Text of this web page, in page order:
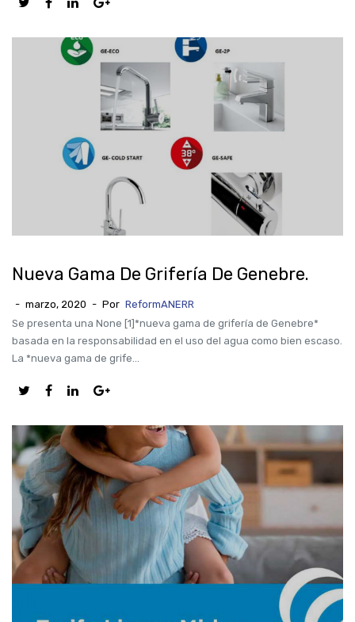
Nueva Gama De Grifería De Genebre.
- marzo, 2020 - Por ReformANERR
Se presenta una None [1]*nueva gama de grifería de Genebre*
basada en la responsabilidad en el uso del agua como bien escaso.
La *nueva gama de grife...